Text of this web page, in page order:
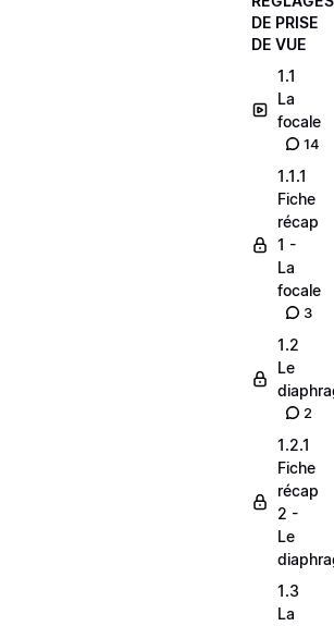
DE PRISE
DE VUE
1.1
La
focale
14
1.1.1
Fiche
récap
1 -
La
focale
3
1.2
Le
2
1.2.1
Fiche
récap
2 -
Le
1.3
La